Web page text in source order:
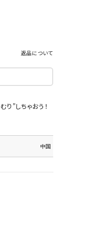
返品について
”しちゃおう！
中国